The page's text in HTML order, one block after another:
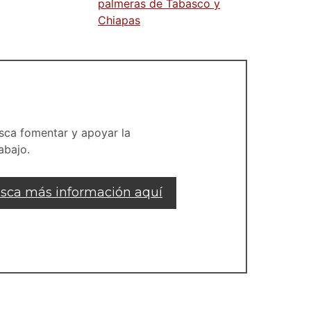
palmeras de Tabasco y
Chiapas
fomentar y apoyar la
más información aquí